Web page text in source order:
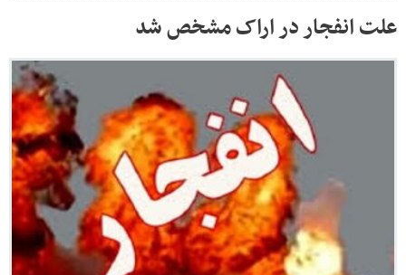
علت انفجار در اراک مشخص شد